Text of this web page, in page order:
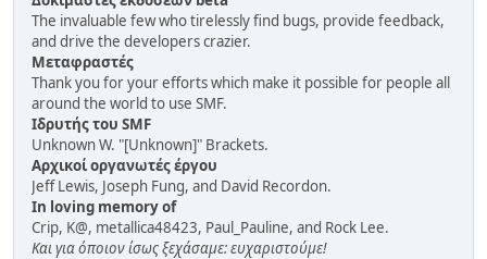
The invaluable few who tirelessly find bugs, provide feedback,
and drive the developers crazier.
Μεταφραστές
Thank you for your efforts which make it possible for people all
around the world to use SMF.
Ιδρυτής του SMF
Unknown W. "[Unknown]" Brackets.
Αρχικοί οργανωτές έργου
Jeff Lewis, Joseph Fung, and David Recordon.
In loving memory of
Crip, K@, metallica48423, Paul_Pauline, and Rock Lee.
Και για όποιον ίσως ξεχάσαμε: ευχαριστούμε!